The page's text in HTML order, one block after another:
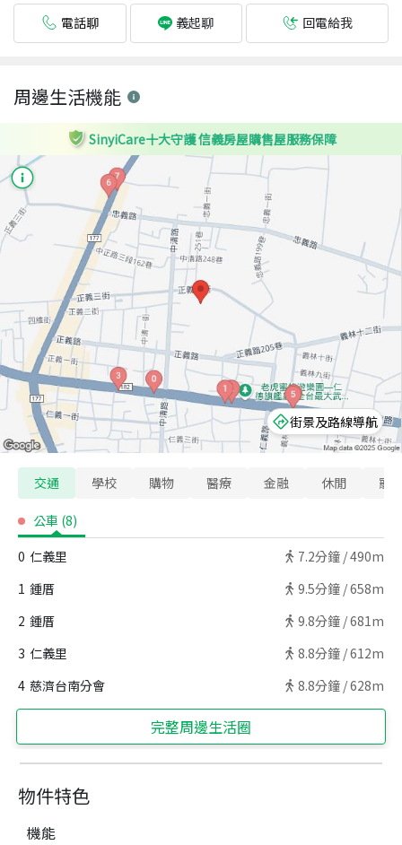
電話聊 義起聊 回電給我
物件特色
機能
周邊生活機能
SinyiCare十大守護 信義房屋購售屋服務保障
街景及路線導航
交通 學校 購物 醫療 金融 休閒 寵
公車 (8)
0 仁義里 7.2分鐘 /490m
1 鍾厝 9.5分鐘 /658m
2 鍾厝 9.8分鐘 /681m
3 仁義里 8.8分鐘 /612m
4 慈濟台南分會 8.8分鐘 /628m
完整周邊生活圈